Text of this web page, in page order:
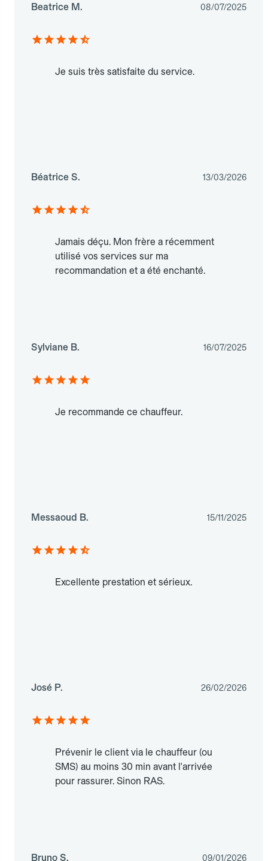
Beatrice M. 08/07/2025
Je suis très satisfaite du service.
Béatrice S. 13/03/2026
Jamais déçu. Mon frère a récemment
utilisé vos services sur ma
recommandation et a été enchanté.
Sylviane B. 16/07/2025
Je recommande ce chauffeur.
Messaoud B. 15/11/2025
Excellente prestation et sérieux.
José P. 26/02/2026
Prévenir le client via le chauffeur (ou
SMS) au moins 30 min avant l'arrivée
pour rassurer. Sinon RAS.
Bruno S. 09/01/2026